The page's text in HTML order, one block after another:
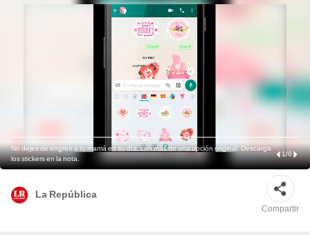
No dejes de engreír a tu mamá en su día, con más de una opción original. Descarga
los stickers en la nota.
1/6
La República
Compartir